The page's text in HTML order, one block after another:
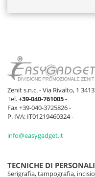
Zenit s.n.c. - Via Rivalto, 1
Tel.+39-040-761005-
Fax +39-040-3725826 -
P. IVA: IT01219460324 -
info@easygadget.it
TECNICHE DI
Serigrafia, tampografia,